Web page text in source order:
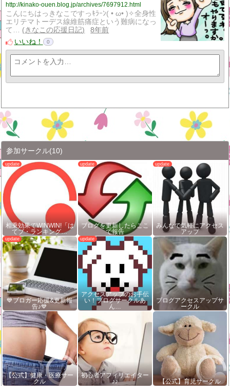
http://kinako-ouen.blog.jp/archives/7697912.html
こんにちはっきなこですっｷﾗｰﾝ( • ω• )✧全身性
エリテマトーデス線維筋痛症という難病になっ
て…
きなこの応援日記
8年前
いいね！
0
参加サークル(10)
相乗効果でWINWIN!「は
てブ・ランキング…
ブログを更新したらここ
で報告
みんなで気軽にアクセス
アップ
💙ブロガー応援&更新報
告♪💙
アクセスアップのお手伝
い！ブログサークルあ
ん…
ブログアクセスアップサ
ークル
【公式】健康・医療サー
クル
初心者アフィリエイター
♪♪
【公式】育児サークル